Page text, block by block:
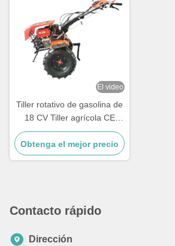
El video
Tiller rotativo de gasolina de
18 CV Tiller agrícola CE
Tiller de jardín pequeño de
gas
Obtenga el mejor precio
Contacto rápido
Dirección